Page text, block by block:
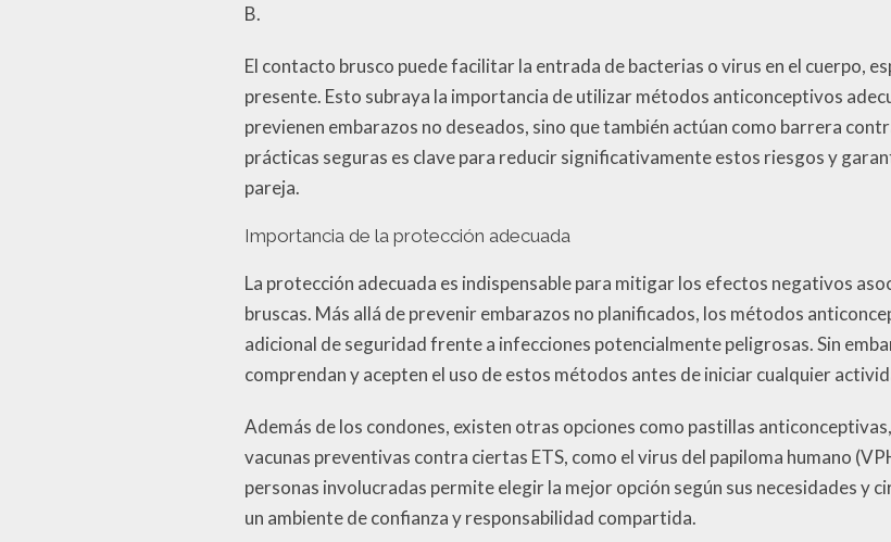
B.
El contacto brusco puede facilitar la entrada de bacterias o virus en el cuerpo,
presente. Esto subraya la importancia de utilizar métodos anticonceptivos
previenen embarazos no deseados, sino que también actúan como barrera
prácticas seguras es clave para reducir significativamente estos riesgos y
pareja.
Importancia de la protección adecuada
La protección adecuada es indispensable para mitigar los efectos negativos
bruscas. Más allá de prevenir embarazos no planificados, los métodos
adicional de seguridad frente a infecciones potencialmente peligrosas. Sin
comprendan y acepten el uso de estos métodos antes de iniciar cualquier
Además de los condones, existen otras opciones como pastillas
vacunas preventivas contra ciertas ETS, como el virus del papiloma humano
personas involucradas permite elegir la mejor opción según sus necesidades y
un ambiente de confianza y responsabilidad compartida.